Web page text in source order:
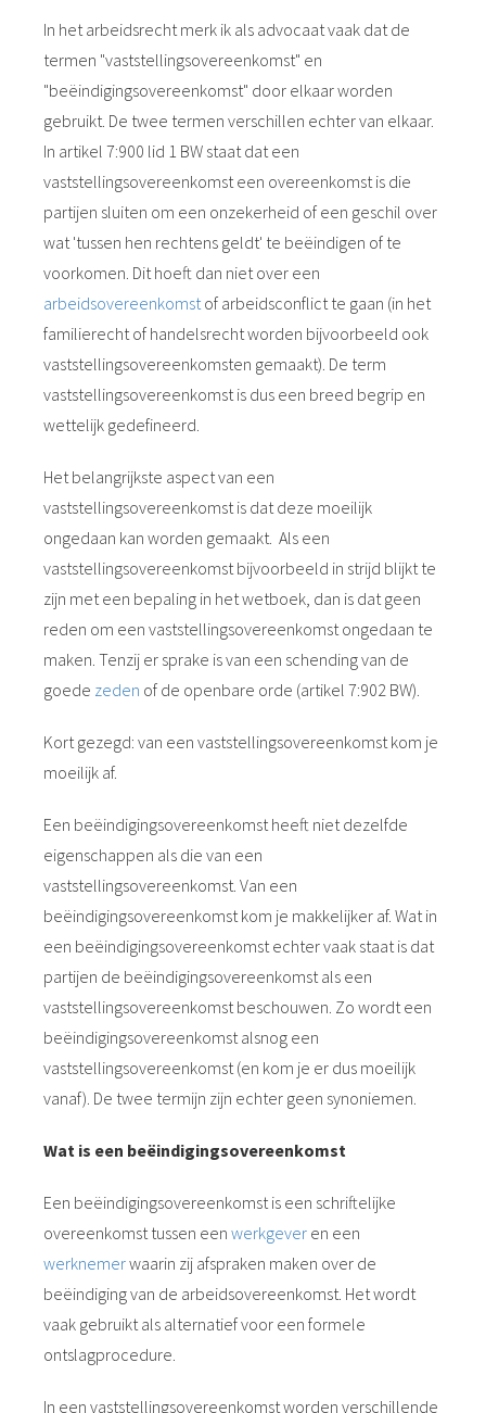
In het arbeidsrecht merk ik als advocaat vaak dat de
termen "vaststellingsovereenkomst" en
"beëindigingsovereenkomst" door elkaar worden
gebruikt. De twee termen verschillen echter van elkaar.
In artikel 7:900 lid 1 BW staat dat een
vaststellingsovereenkomst een overeenkomst is die
partijen sluiten om een onzekerheid of een geschil over
wat 'tussen hen rechtens geldt' te beëindigen of te
voorkomen. Dit hoeft dan niet over een
arbeidsovereenkomst of arbeidsconflict te gaan (in het
familierecht of handelsrecht worden bijvoorbeeld ook
vaststellingsovereenkomsten gemaakt). De term
vaststellingsovereenkomst is dus een breed begrip en
wettelijk gedefineerd.
Het belangrijkste aspect van een
vaststellingsovereenkomst is dat deze moeilijk
ongedaan kan worden gemaakt. Als een
vaststellingsovereenkomst bijvoorbeeld in strijd blijkt te
zijn met een bepaling in het wetboek, dan is dat geen
reden om een vaststellingsovereenkomst ongedaan te
maken. Tenzij er sprake is van een schending van de
goede zeden of de openbare orde (artikel 7:902 BW).
Kort gezegd: van een vaststellingsovereenkomst kom je
moeilijk af.
Een beëindigingsovereenkomst heeft niet dezelfde
eigenschappen als die van een
vaststellingsovereenkomst. Van een
beëindigingsovereenkomst kom je makkelijker af. Wat in
een beëindigingsovereenkomst echter vaak staat is dat
partijen de beëindigingsovereenkomst als een
vaststellingsovereenkomst beschouwen. Zo wordt een
beëindigingsovereenkomst alsnog een
vaststellingsovereenkomst (en kom je er dus moeilijk
vanaf). De twee termijn zijn echter geen synoniemen.
Wat is een beëindigingsovereenkomst
Een beëindigingsovereenkomst is een schriftelijke
overeenkomst tussen een werkgever en een
werknemerwaarin zij afspraken maken over de
beëindiging van de arbeidsovereenkomst. Het wordt
vaak gebruikt als alternatief voor een formele
ontslagprocedure.
In een vaststellingsovereenkomst worden verschillende